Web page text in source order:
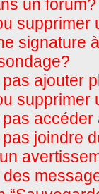
un forum?
supprimer
signature
ajouter
supprimer
accéder
joindre